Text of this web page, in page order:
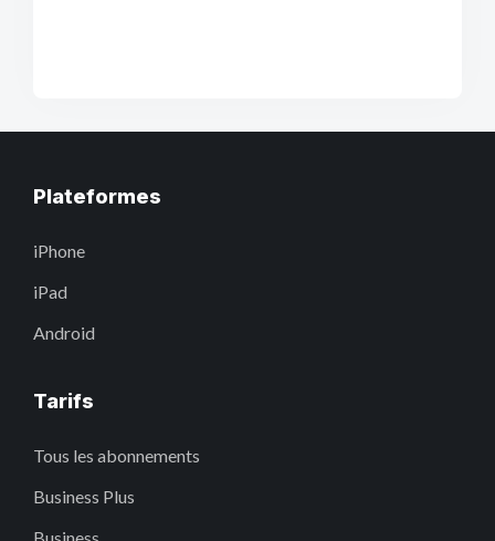
Plateformes
iPhone
iPad
Android
Tarifs
Tous les abonnements
Business Plus
Business